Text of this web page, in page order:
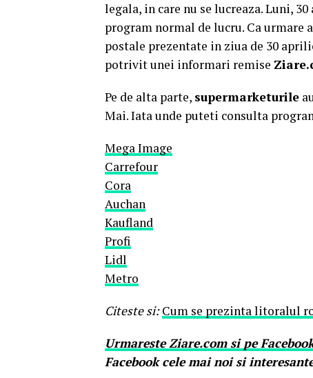
legala, in care nu se lucreaza. Luni,
program normal de lucru. Ca
postale prezentate in ziua de 30
potrivit unei informari remise
Pe de alta parte, supermarketurile
Mai. Iata unde puteti consulta
Mega Image
Carrefour
Cora
Auchan
Kaufland
Profi
Lidl
Metro
Citeste si: Cum se prezinta litoralul
UrmaresteZiare.comsi pe
Facebook cele mai noi si